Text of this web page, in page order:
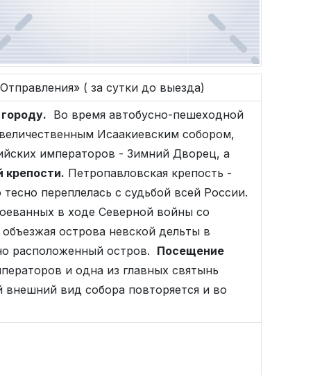
( за сутки до выезда)
Во время автобусно-пешеходной
Исаакиевским собором,
императоров - Зимний Дворец, а
крепости. Петропавловская крепость -
переплелась с судьбой всей России.
в ходе Северной войны со
острова невской дельты в
расположенный остров. Посещение
и одна из главных святынь
внешний вид собора повторяется и во